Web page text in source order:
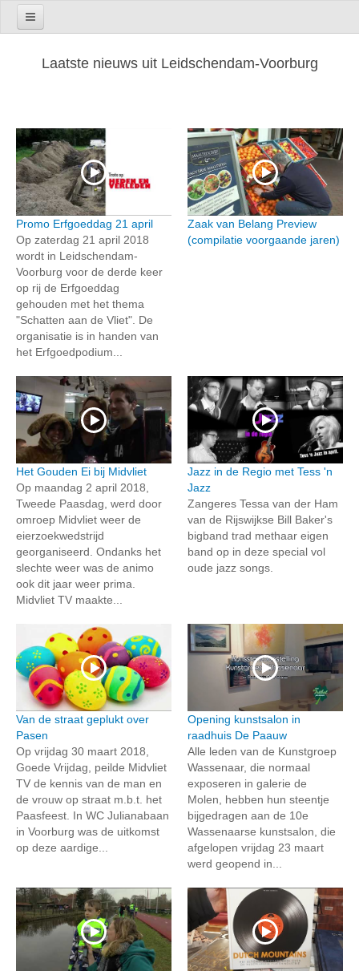
Laatste nieuws uit Leidschendam-Voorburg
Promo Erfgoeddag 21 april
Op zaterdag 21 april 2018
wordt in Leidschendam-
Voorburg voor de derde keer
op rij de Erfgoeddag
gehouden met het thema
"Schatten aan de Vliet". De
organisatie is in handen van
het Erfgoedpodium...
Zaak van Belang Preview
(compilatie voorgaande jaren)
Het Gouden Ei bij Midvliet
Op maandag 2 april 2018,
Tweede Paasdag, werd door
omroep Midvliet weer de
eierzoekwedstrijd
georganiseerd. Ondanks het
slechte weer was de animo
ook dit jaar weer prima.
Midvliet TV maakte...
Jazz in de Regio met Tess 'n
Jazz
Zangeres Tessa van der Ham
van de Rijswijkse Bill Baker's
bigband trad methaar eigen
band op in deze special vol
oude jazz songs.
Van de straat geplukt over
Pasen
Op vrijdag 30 maart 2018,
Goede Vrijdag, peilde Midvliet
TV de kennis van de man en
de vrouw op straat m.b.t. het
Paasfeest. In WC Julianabaan
in Voorburg was de uitkomst
op deze aardige...
Opening kunstsalon in
raadhuis De Paauw
Alle leden van de Kunstgroep
Wassenaar, die normaal
exposeren in galerie de
Molen, hebben hun steentje
bijgedragen aan de 10e
Wassenaarse kunstsalon, die
afgelopen vrijdag 23 maart
werd geopend in...